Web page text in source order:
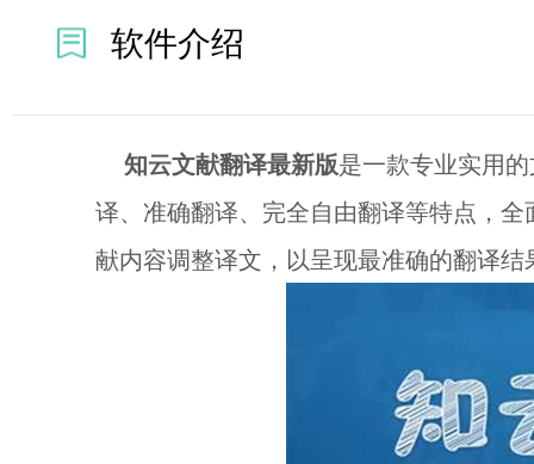
软件介绍
知云文献翻译最新版是一款专业实用
译、准确翻译、完全自由翻译等特点，
献内容调整译文，以呈现最准确的翻译结